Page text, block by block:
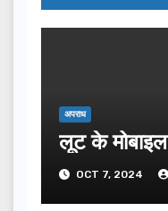
अपराध
लूट के
OCT 7, 2024